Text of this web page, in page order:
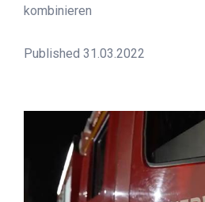
kombinieren
Published 31.03.2022